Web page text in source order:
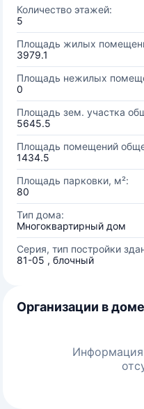
Количество этажей:
5
Площадь жилых
3979.1
Площадь нежилых
0
Площадь зем. участка
5645.5
Площадь помещений
1434.5
Площадь парковки, м²:
80
Тип дома:
Многоквартирный дом
Серия, тип постройки
81-05 , блочный
Организации в доме
Информация